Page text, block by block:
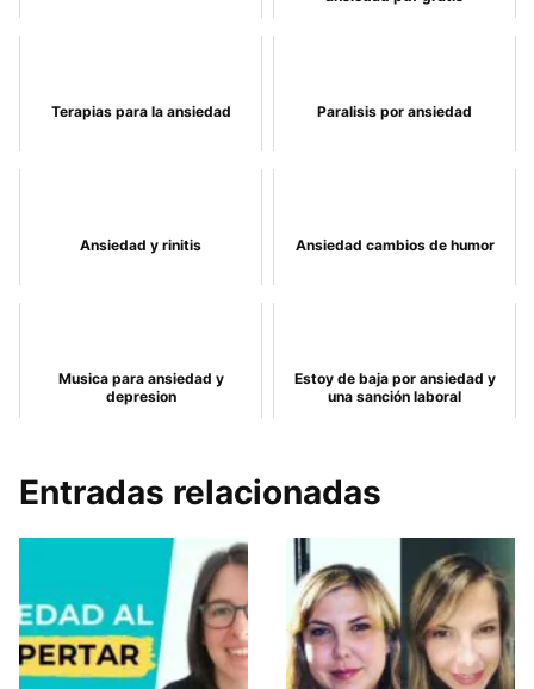
Terapias para la ansiedad Paralisis por ansiedad
Ansiedad y rinitis Ansiedad cambios de humor
Musica para ansiedad y
depresion
Estoy de baja por ansiedad y
una sanción laboral
Entradas relacionadas